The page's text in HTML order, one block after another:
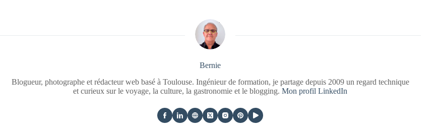
Bernie
Blogueur, photographe et rédacteur web basé à Toulouse. Ingénieur de formation, je partage depuis 2009 un regard technique
et curieux sur le voyage, la culture, la gastronomie et le blogging.Mon profil LinkedIn